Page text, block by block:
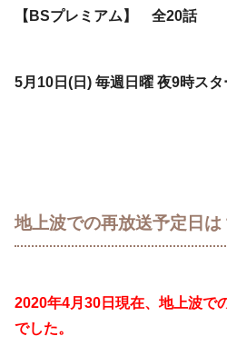
【BSプレミアム】 全20話
5月10日(日) 毎週日曜 夜9時スタ
地上波での再放送予定日は
2020年4月30日現在、地上波で
でした。